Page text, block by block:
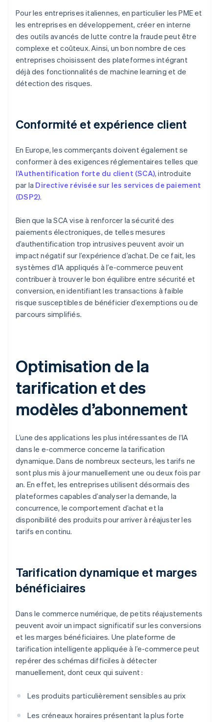
Pour les entreprises italiennes, en particulier les PME et
les entreprises en développement, créer en interne
des outils avancés de lutte contre la fraude peut être
complexe et coûteux. Ainsi, un bon nombre de ces
entreprises choisissent des plateformes intégrant
déjà des fonctionnalités de machine learning et de
détection des risques.
Conformité et expérience client
En Europe, les commerçants doivent également se
conformer à des exigences réglementaires telles que
l’Authentification forte du client (SCA), introduite
par la Directive révisée sur les services de paiement
(DSP2).
Bien que la SCA vise à renforcer la sécurité des
paiements électroniques, de telles mesures
d’authentification trop intrusives peuvent avoir un
impact négatif sur l’expérience d’achat. De ce fait, les
systèmes d’IA appliqués à l’e-commerce peuvent
contribuer à trouver le bon équilibre entre sécurité et
conversion, en identifiant les transactions à faible
risque susceptibles de bénéficier d’exemptions ou de
parcours simplifiés.
Optimisation de la
tarification et des
modèles d’abonnement
L’une des applications les plus intéressantes de l’IA
dans le e-commerce concerne la tarification
dynamique. Dans de nombreux secteurs, les tarifs ne
sont plus mis à jour manuellement une ou deux fois par
an. En effet, les entreprises utilisent désormais des
plateformes capables d’analyser la demande, la
concurrence, le comportement d’achat et la
disponibilité des produits pour arriver à réajuster les
tarifs en continu.
Tarification dynamique et marges
bénéficiaires
Dans le commerce numérique, de petits réajustements
peuvent avoir un impact significatif sur les conversions
et les marges bénéficiaires. Une plateforme de
tarification intelligente appliquée à l’e-commerce peut
repérer des schémas difficiles à détecter
manuellement, dont ceux qui suivent :
Les produits particulièrement sensibles au prix
Les créneaux horaires présentant la plus forte